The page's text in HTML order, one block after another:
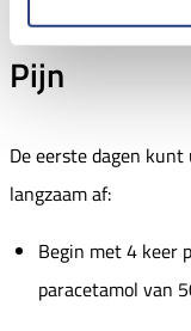
Pijn
De eerste dagen
langzaam af:
Begin met 4 keer
paracetamol van